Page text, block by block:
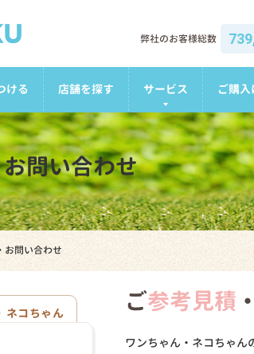
弊社のお客様総数
ける 店舗を探す サービス ご購
問い合わせ
お問い合わせ
ご参考見積 ・
ワンちゃん・ネコちゃん
ネコちゃん